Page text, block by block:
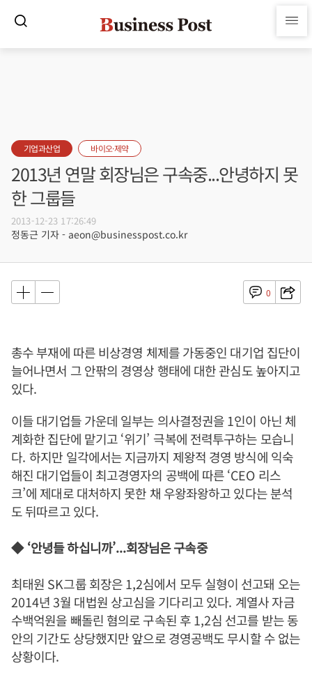
기업과산업 바이오·제약
2013년 연말 회장님은 구속중...안녕하지 못
한 그룹들
2013-12-23 17:26:49
정동근 기자 - aeon@businesspost.co.kr
0
총수 부재에 따른 비상경영 체제를 가동중인 대기업 집단이
늘어나면서 그 안팎의 경영상 행태에 대한 관심도 높아지고
있다.
이들 대기업들 가운데 일부는 의사결정권을1인이 아닌 체
계화한 집단에 맡기고‘위기’ 극복에 전력투구하는 모습니
다.하지만 일각에서는 지금까지 제왕적 경영 방식에 익숙
해진 대기업들이 최고경영자의 공백에 따른‘CEO 리스
크’에 제대로 대처하지 못한 채 우왕좌왕하고 있다는 분석
도 뒤따르고 있다.
◆‘안녕들 하십니까’...회장님은 구속중
최태원 SK그룹 회장은1,2심에서 모두 실형이 선고돼 오는
2014년3월 대법원 상고심을 기다리고 있다. 계열사 자금
수백억원을 빼돌린 혐의로 구속된 후1,2심 선고를 받는 동
안의 기간도 상당했지만 앞으로 경영공백도 무시할 수 없는
상황이다.